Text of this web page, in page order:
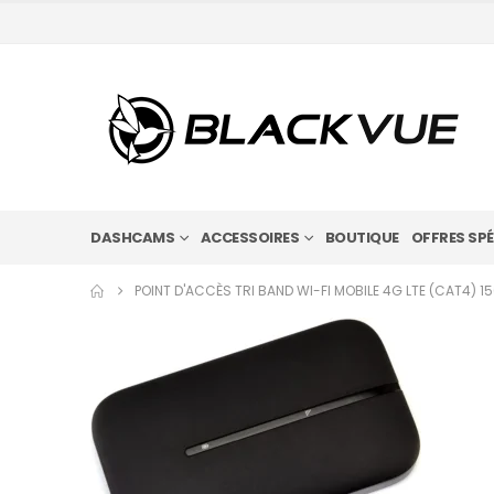
DASHCAMS ACCESSOIRES BOUTIQUE OFFRES
POINT D'ACCÈS TRI BAND WI-FI MOBILE 4G LTE (CAT4)